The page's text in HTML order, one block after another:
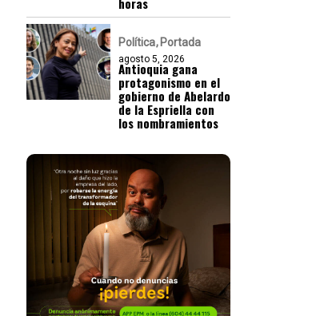
Política Portada
agosto 5, 2026
Antioquia gana
protagonismo en el
gobierno de Abelardo
de la Espriella con
los nombramientos